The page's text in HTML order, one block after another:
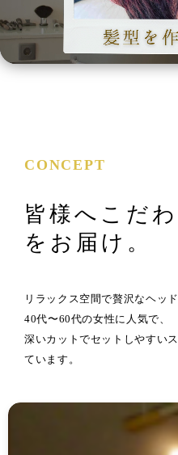
CONCEPT
皆様へこだわ
をお届け。
リラックス空間で贅沢なヘッ
40代〜60代の女性に人気で、
深いカットでセットしやすい
ています。